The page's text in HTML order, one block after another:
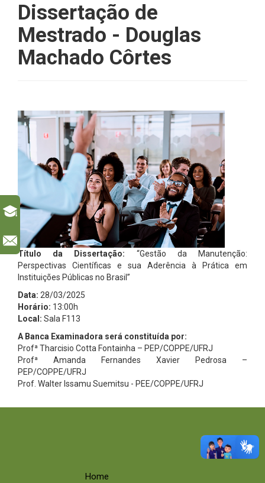
Dissertação de
Mestrado - Douglas
Machado Côrtes
Título da Dissertação: “Gestão da Manutenção:
Perspectivas Científicas e sua Aderência à Prática em
Instituições Públicas no Brasil”
Data: 28/03/2025
Horário: 13:00h
Local: Sala F113
A Banca Examinadora será constituída por:
Profª Tharcisio Cotta Fontainha – PEP/COPPE/UFRJ
Profª Amanda Fernandes Xavier Pedrosa –
PEP/COPPE/UFRJ
Prof. Walter Issamu Suemitsu - PEE/COPPE/UFRJ
Home